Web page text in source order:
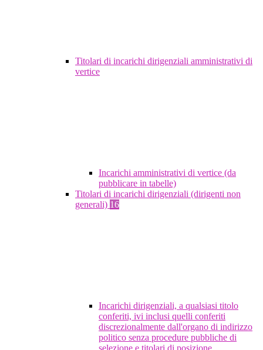
Titolari di incarichi dirigenziali amministrativi di
vertice
Incarichi amministrativi di vertice (da
pubblicare in tabelle)
Titolari di incarichi dirigenziali (dirigenti non
generali) 16
Incarichi dirigenziali, a qualsiasi titolo
conferiti, ivi inclusi quelli conferiti
discrezionalmente dall'organo di indirizzo
politico senza procedure pubbliche di